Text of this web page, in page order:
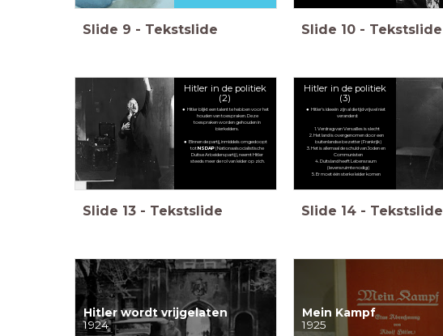
Slide 9 - Tekstslide Slide 10 - Tekstslide
Hitler in de politiek
(2)
Hitler blijkt een talent te hebben voor het
houden van toespraken. Deze
toespraken worden gehouden in
bierkelders.
Binnen de partij, inmiddels omgedoopt
totNSDAP(Nationaalsocialistische
Duitse Arbeiderspartij), neemt Hitler
steeds meer de rol van leider op zich.
Slide 13 - Tekstslide
Hitler in de politiek
(3)
Hitler's ideeën zijn al die tijd vrijwel niet
veranderd:
Verdrag van Versailles is slecht
Het land is overgenomen door een
buitenlandse bezetter (Frankrijk)
Het is allemaal de schuld van Joden en
Communisten
Duitsland heeft Lebensraum
(levensruimte nodig)
Er moet één sterke leider komen
Slide 14 - Tekstslide
Hitler wordt vrijgelaten
1924
Mein Kampf
1925